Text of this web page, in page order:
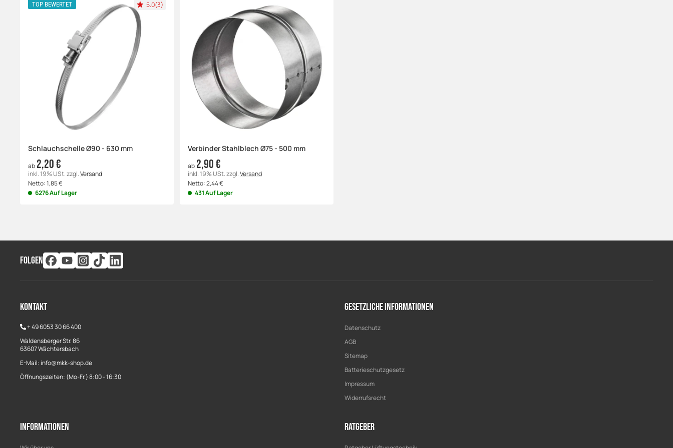
TOP BEWERTET 5.0(3)
Schlauchschelle Ø90 - 630 mm
ab 2,20 €
inkl. 19% USt.zzgl.Versand
Netto:1,85€
6276 Auf Lager
Verbinder Stahlblech Ø75 - 500 mm
ab 2,90 €
inkl. 19% USt.zzgl.Versand
Netto:2,44€
431 Auf Lager
FOLGEN
Kontakt
+49 6053 30 66 400
Waldensberger Str. 86
63607 Wächtersbach
E-Mail: info@mkk-shop.de
Öffnungszeiten: (Mo-Fr.) 8:00 - 16:30
Gesetzliche Informationen
Datenschutz
AGB
Sitemap
Batterieschutzgesetz
Impressum
Widerrufsrecht
Informationen Ratgeber